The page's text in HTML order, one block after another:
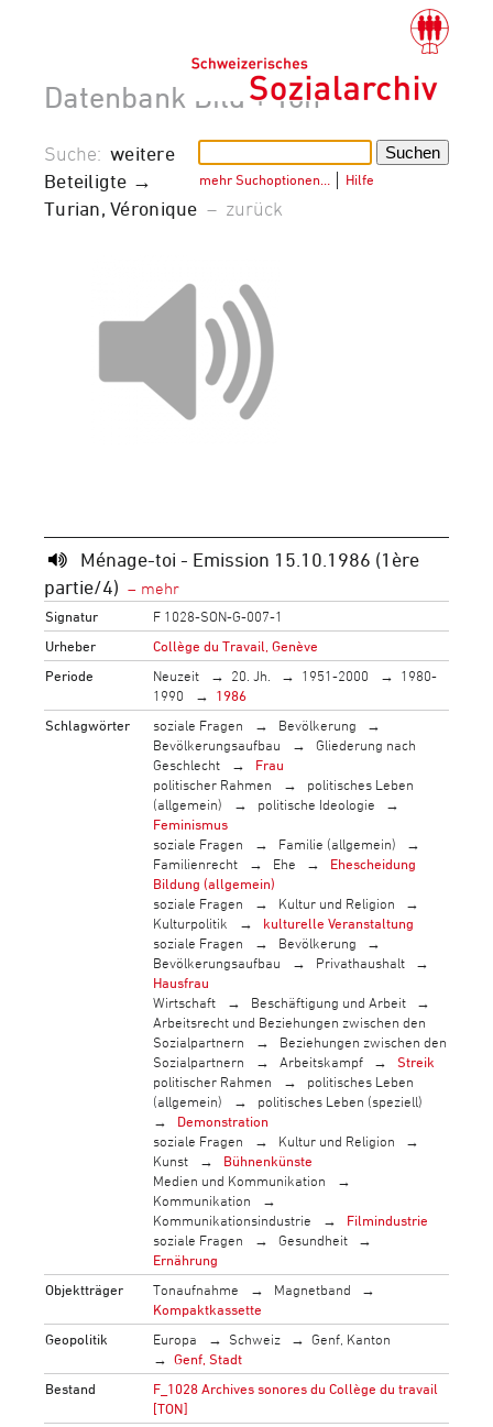
Datenbank Bild + Ton
mehr Suchoptionen… Hilfe
Suche: weitere
Beteiligte →
Turian, Véronique – zurück
Ménage-toi - Emission 15.10.1986 (1ère
partie/4)
Signatur
F 1028-SON-G-007-1
Urheber
Collège du Travail, Genève
Periode
Neuzeit 20. Jh. 1951-2000
1980-
1990
1986
Schlagwörter
soziale Fragen
Bevölkerung
Bevölkerungsaufbau
Gliederung nach
Geschlecht
Frau
politischer Rahmen
politisches Leben
(allgemein)
politische Ideologie
Feminismus
soziale Fragen
Familie (allgemein)
Familienrecht
Ehe
Ehescheidung
Bildung (allgemein)
soziale Fragen
Kultur und Religion
Kulturpolitik
kulturelle Veranstaltung
soziale Fragen
Bevölkerung
Bevölkerungsaufbau
Privathaushalt
Hausfrau
Wirtschaft
Beschäftigung und Arbeit
Arbeitsrecht und Beziehungen zwischen den
Sozialpartnern
Beziehungen zwischen den
Sozialpartnern
Arbeitskampf
Streik
politischer Rahmen
politisches Leben
(allgemein)
politisches Leben (speziell)
Demonstration
soziale Fragen
Kultur und Religion
Kunst
Bühnenkünste
Medien und Kommunikation
Kommunikation
Kommunikationsindustrie
Filmindustrie
soziale Fragen
Gesundheit
Ernährung
Objektträger
Tonaufnahme
Magnetband
Kompaktkassette
Geopolitik
Europa Schweiz
Genf, Kanton
Genf, Stadt
Bestand
F_1028 Archives sonores du Collège du travail
[TON]